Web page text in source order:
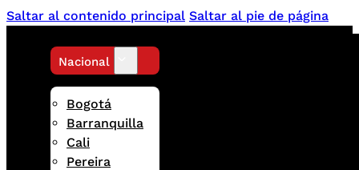
Saltar al contenido principal Saltar al pie de página
Nacional
Bogotá
Barranquilla
Cali
Pereira